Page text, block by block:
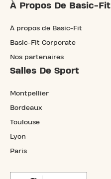
À Propos De Basic-Fit
À propos de Basic-Fit
Basic-Fit Corporate
Nos partenaires
Salles De Sport
Montpellier
Bordeaux
Toulouse
Lyon
Paris